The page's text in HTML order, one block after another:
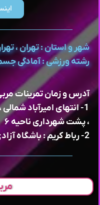
شهر و استان : تهران ،
رشته ورزشی : آمادگی
آدرس و زمان تمرینات
1- انتهای امیرآباد
، پشت شهرداری ناحیه ۶
2- رباط کریم : باشگاه آزادی ، سورنا2 ، سورنا 3